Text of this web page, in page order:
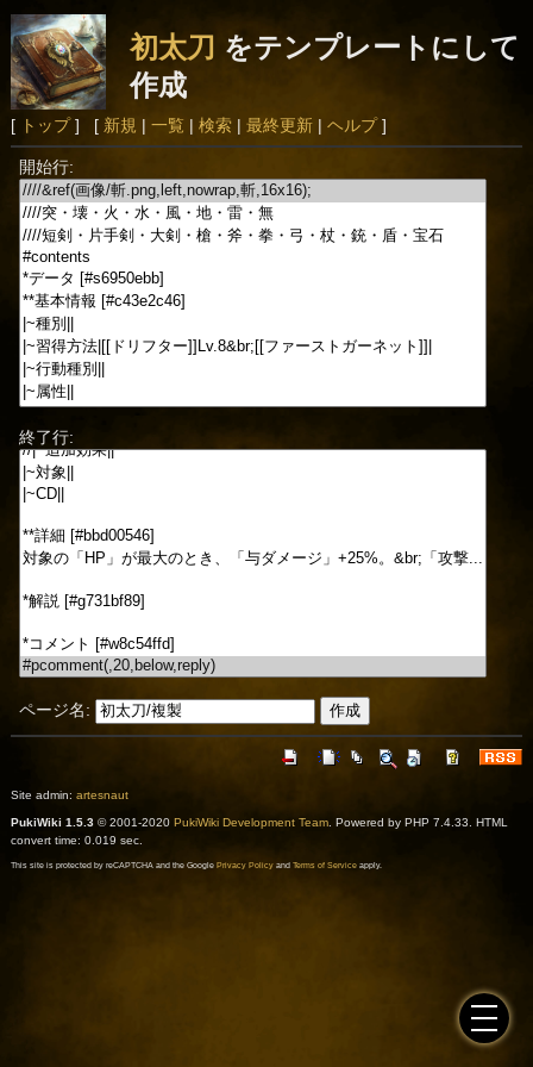
初太刀 をテンプレートにして
作成
[ トップ] [ 新規 | 一覧 | 検索| 最終更新| ヘルプ]
開始行:
終了行:
ページ名:
Site admin: artesnaut
PukiWiki 1.5.3© 2001-2020 PukiWiki Development Team. Powered by PHP 7.4.33. HTML
convert time: 0.019 sec.
This site is protected by reCAPTCHA and the Google Privacy Policyand Terms of Serviceapply.